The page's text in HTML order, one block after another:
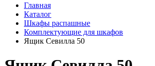
Главная
Каталог
Шкафы распашные
Комплектующие для шкафов
Ящик Севилла 50